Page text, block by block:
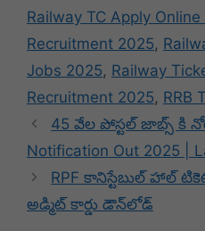
Railway TC Apply
Recruitment 2025,
Jobs 2025, Railway
Recruitment 2025, RRB
45 వేల పోస్టల్ జాబ్స్ కి
Notification Out 2025 |
RPF కానిస్టేబుల్ హాల్
అడ్మిట్ కార్డు డౌన్‌లోడ్